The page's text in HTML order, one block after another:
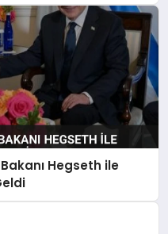
Hegseth ile